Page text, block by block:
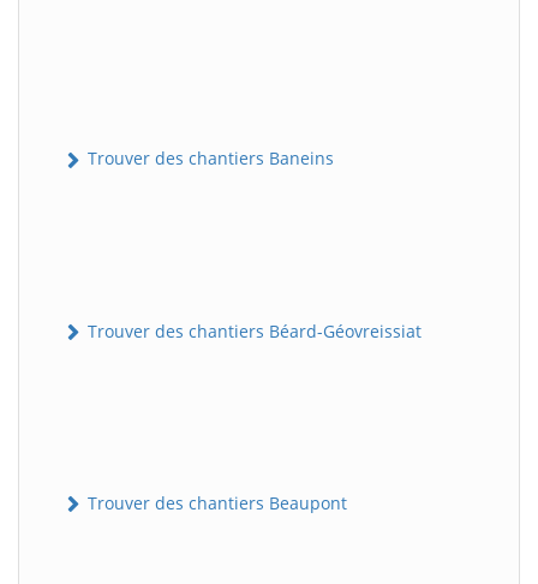
Trouver des chantiers Baneins
Trouver des chantiers Béard-Géovreissiat
Trouver des chantiers Beaupont